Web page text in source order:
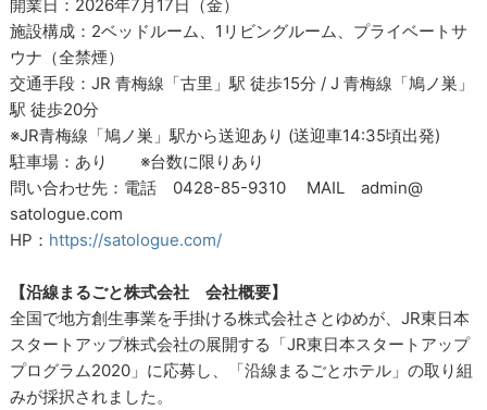
開業日：2026年7月17日（金）
施設構成：2ベッドルーム、1リビングルーム、プライベートサ
ウナ（全禁煙）
交通手段：JR 青梅線「古里」駅 徒歩15分 / J 青梅線「鳩ノ巣」
駅 徒歩20分
※JR青梅線「鳩ノ巣」駅から送迎あり (送迎車14:35頃出発)
駐車場：あり ※台数に限りあり
問い合わせ先：電話 0428-85-9310 MAIL admin@
satologue.com
HP： https://satologue.com/
【沿線まるごと株式会社 会社概要】
全国で地方創生事業を手掛ける株式会社さとゆめが、JR東日本
スタートアップ株式会社の展開する「JR東日本スタートアップ
プログラム2020」に応募し、「沿線まるごとホテル」の取り組
みが採択されました。